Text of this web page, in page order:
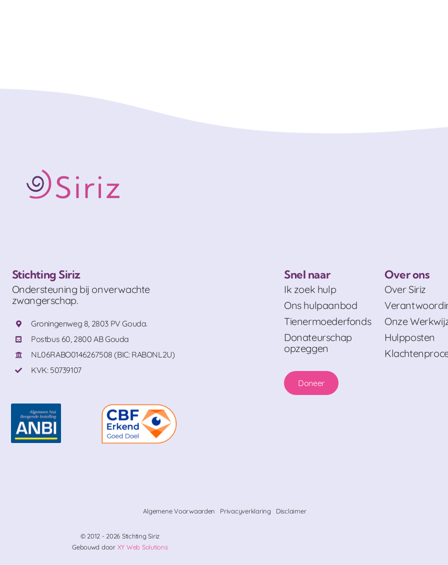
Stichting Siriz
Ondersteuning bij onverwachte
zwangerschap.
Groningenweg 8, 2803 PV Gouda.
Postbus 60, 2800 AB Gouda
NL06RABO0146267508 (BIC: RABONL2U)
KVK: 50739107
Snel naar
Ik zoek hulp
Ons hulpaanbod
Tienermoederfonds
Donateurschap
opzeggen
Doneer
Over ons
Over Siriz
Onze
Hulpposten
Algemene Voorwaarden Privacyverklaring Disclaimer
© 2012 - 2026 Stichting Siriz
Gebouwd door XY Web Solutions